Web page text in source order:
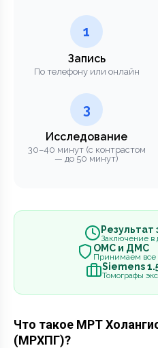
1
Запись
По телефону или онлайн
3
Исследование
30–40 минут (с контрастом
— до 50 минут)
Результат
Заключение в
ОМС и ДМС
Принимаем все
Siemens
Томографы
Что такое МРТ
(МРХПГ)?